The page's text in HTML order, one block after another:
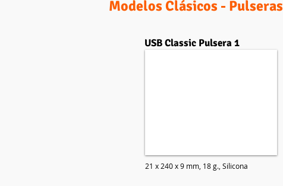
Modelos Clásicos - Pulseras
USB Classic Pulsera 1
21 x 240 x 9 mm, 18 g., Silicona